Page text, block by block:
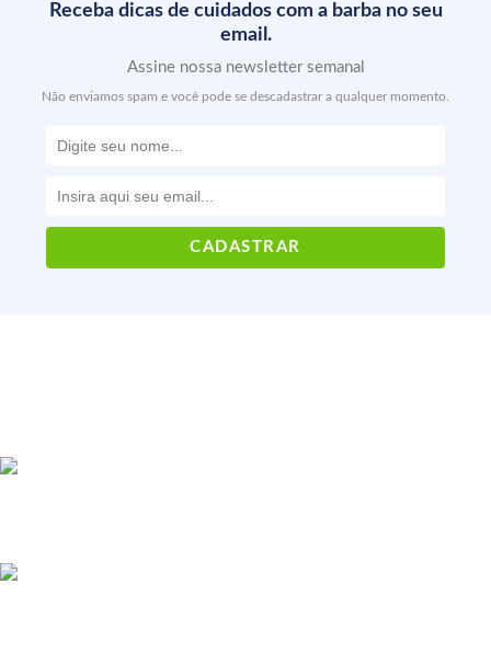
Receba dicas de cuidados com a barba no seu
email.
Assine nossa newsletter semanal
Não enviamos spam e você pode se descadastrar a qualquer momento.